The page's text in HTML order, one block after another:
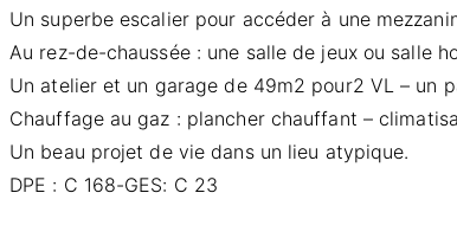
Un superbe escalier pour accéder à une
Au rez-de-chaussée : une salle de jeux ou salle
Un atelier et un garage de 49m2 pour2 VL – un
Chauffage au gaz : plancher chauffant –
Un beau projet de vie dans un lieu atypique.
DPE : C 168-GES: C 23